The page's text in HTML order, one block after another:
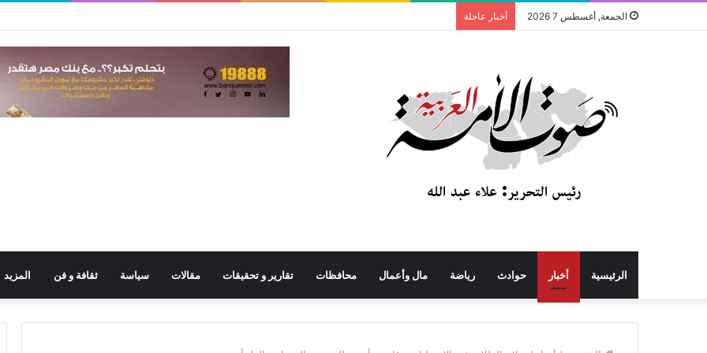
الجمعة, أغسطس 7 2026 أخبار عاجلة
الرئيسية أخبار حوادث رياضة مال وأعمال محافظات تقارير و تحقيقات مقالات سياسة ثقافة و فن المزيد